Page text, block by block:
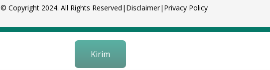
© Copyright 2024. All Rights Reserved | Disclaimer| Privacy Policy
Kirim